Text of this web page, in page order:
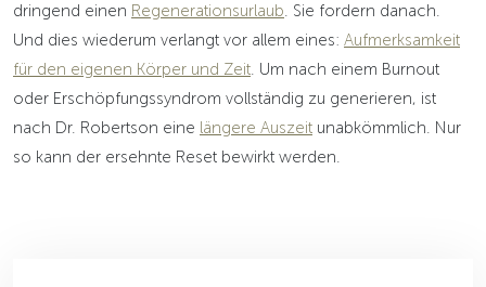
dringend einen Regenerationsurlaub. Sie fordern danach.
Und dies wiederum verlangt vor allem eines: Aufmerksamkeit
für den eigenen Körper und Zeit. Um nach einem Burnout
oder Erschöpfungssyndrom vollständig zu generieren, ist
nach Dr. Robertson eine längere Auszeit unabkömmlich. Nur
so kann der ersehnte Reset bewirkt werden.